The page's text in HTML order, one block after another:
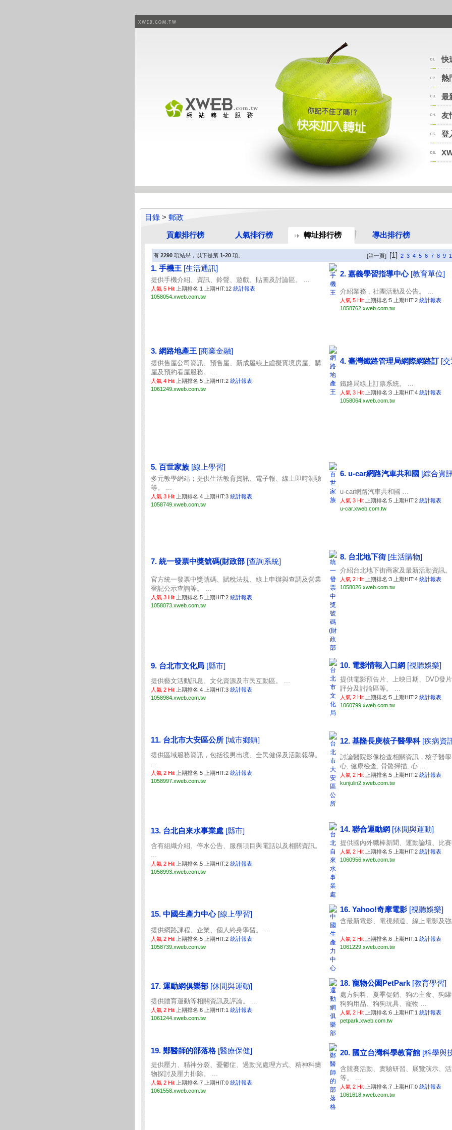
快
熱
最
友
登
目錄 > 郵政
貢獻排行榜 人氣排行榜 轉址排行榜 導出排行榜
有 2290 項結果，以下是第 1-20 項。 [第一頁] [1] 2 3 4 5 6 7 8 9
1. 手機王 [生活通訊]
提供手機介紹、資訊、鈴聲、遊戲、貼圖及討論區。 ...
人氣 5 Hit 上期排名:1 上期HIT:12 統計報表
1058054.xweb.com.tw
2. 嘉義學習指導中心 [教育單位]
介紹業務﹐社團活動及公告。 ...
人氣 5 Hit 上期排名:5 上期HIT:2 統計報表
1058762.xweb.com.tw
3. 網路地產王 [商業金融]
提供售屋公司資訊、預售屋、新成屋線上虛擬實境房屋、購
屋及預約看屋服務。 ...
人氣 4 Hit 上期排名:5 上期HIT:2 統計報表
1061249.xweb.com.tw
4. 臺灣鐵路管理局網際網路訂 [
鐵路局線上訂票系統。 ...
人氣 3 Hit 上期排名:3 上期HIT:4 統計報表
1058064.xweb.com.tw
5. 百世家族 [線上學習]
多元教學網站；提供生活教育資訊、電子報、線上即時測驗
等。 ...
人氣 3 Hit 上期排名:4 上期HIT:3 統計報表
1058749.xweb.com.tw
6. u-car網路汽車共和國 [綜合資
u-car網路汽車共和國 ...
人氣 3 Hit 上期排名:5 上期HIT:2 統計報表
u-car.xweb.com.tw
7. 統一發票中獎號碼(財政部 [查詢系統]
官方統一發票中獎號碼、賦稅法規、線上申辦與查調及營業
登記公示查詢等。 ...
人氣 3 Hit 上期排名:5 上期HIT:2 統計報表
1058073.xweb.com.tw
8. 台北地下街 [生活購物]
介紹台北地下街商家及最新活動資訊
人氣 2 Hit 上期排名:3 上期HIT:4 統計報表
1058026.xweb.com.tw
9. 台北市文化局 [縣市]
提供藝文活動訊息、文化資源及市民互動區。 ...
人氣 2 Hit 上期排名:4 上期HIT:3 統計報表
1058984.xweb.com.tw
10. 電影情報入口網 [視聽娛樂]
提供電影預告片、上映日期、DVD發
評分及討論區等。 ...
人氣 2 Hit 上期排名:5 上期HIT:2 統計報表
1060799.xweb.com.tw
11. 台北市大安區公所 [城市鄉鎮]
提供區域服務資訊，包括役男出境、全民健保及活動報導。
...
人氣 2 Hit 上期排名:5 上期HIT:2 統計報表
1058997.xweb.com.tw
12. 基隆長庚核子醫學科 [疾病資
討論醫院影像檢查相關資訊，核子醫
心, 健康檢查, 骨骼掃描, 心 ...
人氣 2 Hit 上期排名:5 上期HIT:2 統計報表
kunjulin2.xweb.com.tw
13. 台北自來水事業處 [縣市]
含有組織介紹、停水公告、服務項目與電話以及相關資訊。
...
人氣 2 Hit 上期排名:5 上期HIT:2 統計報表
1058993.xweb.com.tw
14. 聯合運動網 [休閒與運動]
提供國內外職棒新聞、運動論壇、比
人氣 2 Hit 上期排名:5 上期HIT:2 統計報表
1060956.xweb.com.tw
15. 中國生產力中心 [線上學習]
提供網路課程、企業、個人終身學習。 ...
人氣 2 Hit 上期排名:5 上期HIT:2 統計報表
1058739.xweb.com.tw
16. Yahoo!奇摩電影 [視聽娛樂]
含最新電影、電視頻道、線上電影及
...
人氣 2 Hit 上期排名:6 上期HIT:1 統計報表
1061229.xweb.com.tw
17. 運動網俱樂部 [休閒與運動]
提供體育運動等相關資訊及評論。 ...
人氣 2 Hit 上期排名:6 上期HIT:1 統計報表
1061244.xweb.com.tw
18. 寵物公園PetPark [教育學習]
處方飼料、夏季促銷、狗の主食、狗
狗狗用品、狗狗玩具、寵物 ...
人氣 2 Hit 上期排名:6 上期HIT:1 統計報表
petpark.xweb.com.tw
19. 鄭醫師的部落格 [醫療保健]
提供壓力、精神分裂、憂鬱症、過動兒處理方式、精神科藥
物探討及壓力排除。 ...
人氣 2 Hit 上期排名:7 上期HIT:0 統計報表
1061558.xweb.com.tw
20. 國立台灣科學教育館 [科學與
含競賽活動、實驗研習、展覽演示、
等。 ...
人氣 2 Hit 上期排名:7 上期HIT:0 統計報表
1061618.xweb.com.tw